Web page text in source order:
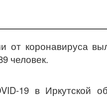
от коронавируса
человек.
19 в Иркутской